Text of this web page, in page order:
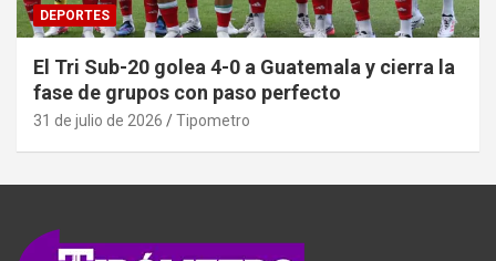
DEPORTES
El Tri Sub-20 golea 4-0 a Guatemala y cierra la
fase de grupos con paso perfecto
31 de julio de 2026 Tipometro